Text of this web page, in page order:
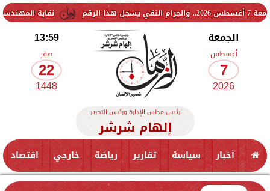
نقابة المهندسين تشكل
الجمعة
أغسطس
7
2026
13:59
صفر
22
1448
رئيس مجلس الإدارة ورئيس التحرير
إلهام شرشر
أخبار سياسة تقارير رياضة خارجي اقتصاد